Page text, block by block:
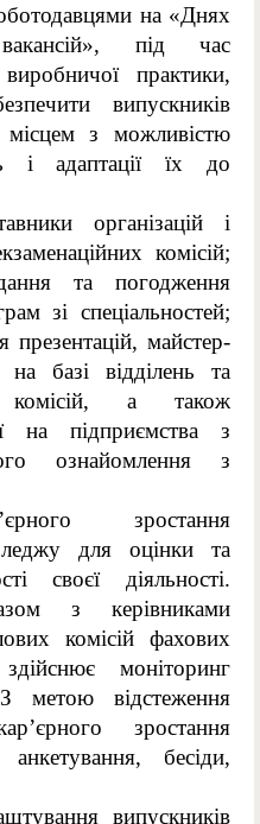
на «Днях
під час
практики,
випускників
з можливістю
і адаптації їх до
організацій і
комісій;
та погодження
зі спеціальностей;
презентацій, майстер-
на базі відділень та
комісій, а також
на підприємства з
ознайомлення з
зростання
для оцінки та
своєї діяльності.
з керівниками
комісій фахових
моніторинг
З метою відстеження
зростання
бесіди,
випускників